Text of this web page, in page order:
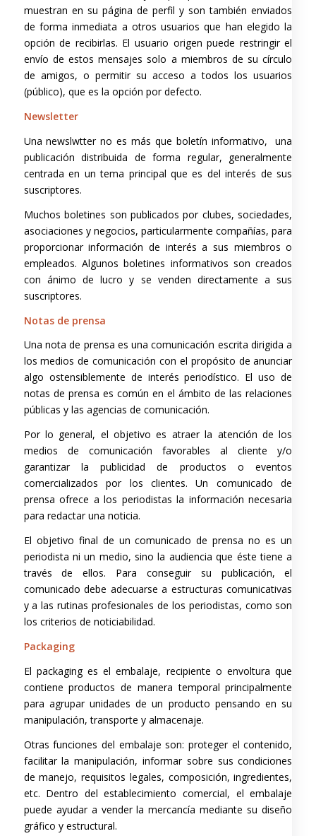
muestran en su página de perfil y son también enviados
de forma inmediata a otros usuarios que han elegido la
opción de recibirlas. El usuario origen puede restringir el
envío de estos mensajes solo a miembros de su círculo
de amigos, o permitir su acceso a todos los usuarios
(público), que es la opción por defecto.
Newsletter
Una newslwtter no es más que boletín informativo, una
publicación distribuida de forma regular, generalmente
centrada en un tema principal que es del interés de sus
suscriptores.
Muchos boletines son publicados por clubes, sociedades,
asociaciones y negocios, particularmente compañías, para
proporcionar información de interés a sus miembros o
empleados. Algunos boletines informativos son creados
con ánimo de lucro y se venden directamente a sus
suscriptores.
Notas de prensa
Una nota de prensa es una comunicación escrita dirigida a
los medios de comunicación con el propósito de anunciar
algo ostensiblemente de interés periodístico. El uso de
notas de prensa es común en el ámbito de las relaciones
públicas y las agencias de comunicación.
Por lo general, el objetivo es atraer la atención de los
medios de comunicación favorables al cliente y/o
garantizar la publicidad de productos o eventos
comercializados por los clientes. Un comunicado de
prensa ofrece a los periodistas la información necesaria
para redactar una noticia.
El objetivo final de un comunicado de prensa no es un
periodista ni un medio, sino la audiencia que éste tiene a
través de ellos. Para conseguir su publicación, el
comunicado debe adecuarse a estructuras comunicativas
y a las rutinas profesionales de los periodistas, como son
los criterios de noticiabilidad.
Packaging
El packaging es el embalaje, recipiente o envoltura que
contiene productos de manera temporal principalmente
para agrupar unidades de un producto pensando en su
manipulación, transporte y almacenaje.
Otras funciones del embalaje son: proteger el contenido,
facilitar la manipulación, informar sobre sus condiciones
de manejo, requisitos legales, composición, ingredientes,
etc. Dentro del establecimiento comercial, el embalaje
puede ayudar a vender la mercancía mediante su diseño
gráfico y estructural.